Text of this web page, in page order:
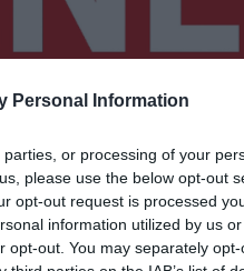
Personal Information
or processing of your
please use the below opt-out
opt-out request is processed
information utilized by us
opt-out. You may separately
Pigułce